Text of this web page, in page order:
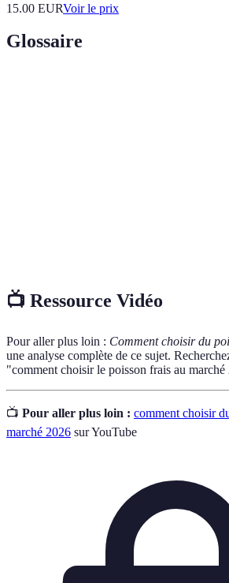
15.00 EURVoir le prix
Glossaire
📺 Ressource Vidéo
Pour aller plus loin : Comment choisir du
une analyse complète de ce sujet.
"comment choisir le poisson frais au marché
📺 Pour aller plus loin : comment choisir
marché 2026 sur YouTube